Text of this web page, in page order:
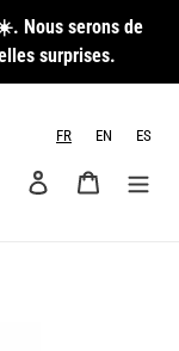
Nous serons de
surprises.
FR EN ES
RechercherSe connecter
Panier